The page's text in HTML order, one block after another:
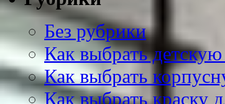
Без рубрики
Как выбрать
Как выбрать
Как выбрать краску